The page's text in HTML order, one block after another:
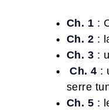
Ch. 1 :
Ch. 2 :
Ch. 3 :
Ch. 4 :
serre
Ch. 5 :